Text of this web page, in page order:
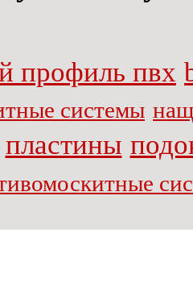
профиль пвх
системы
пластины